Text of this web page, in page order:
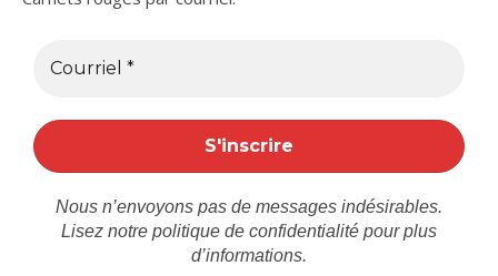
Nous n’envoyons pas de messages indésirables.
Lisez notre politique de confidentialité pour plus
d’informations.